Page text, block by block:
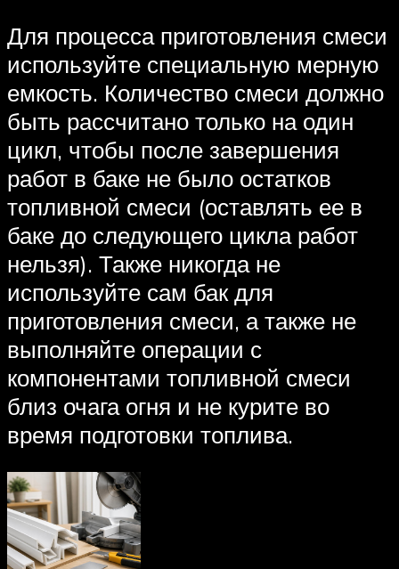
Для процесса приготовления смеси
используйте специальную мерную
емкость. Количество смеси должно
быть рассчитано только на один
цикл, чтобы после завершения
работ в баке не было остатков
топливной смеси (оставлять ее в
баке до следующего цикла работ
нельзя). Также никогда не
используйте сам бак для
приготовления смеси, а также не
выполняйте операции с
компонентами топливной смеси
близ очага огня и не курите во
время подготовки топлива.